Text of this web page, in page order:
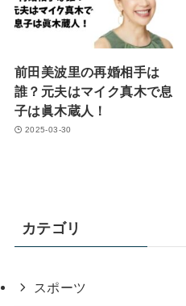
前田美波里の再婚相手は
誰？元夫はマイク真木で息
子は眞木蔵人！
2025-03-30
カテゴリ
スポーツ